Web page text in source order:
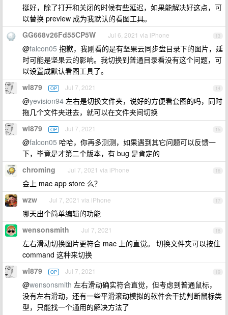
挺好，除了打开和关闭的时候有些延迟，如果能解决好这点，可
以替换 preview 成为我默认的看图工具。
13
GG668v26Fd55CP5W Jul 6, 2021 via iPhone
@falcon05 抱歉，我刚看的是有坚果云同步盘目录下的图片，延
时可能是坚果云的影响。我切换到普通目录看没有这个问题，可
以设置成默认看图工具了。
14
wl879 OP Jul 7, 2021
@yevision94 左右是切换文件夹，说好的方便看套图的吗，同时
拖几个文件夹进去，就可以在文件夹间切换
15
wl879 OP Jul 7, 2021
@falcon05 哈哈，你再多测测，如果遇到其它问题可以反馈一
下，毕竟是才第二个版本，有 bug 是肯定的
16
chroming Jul 7, 2021 via iPhone
会上 mac app store 么？
17
wzw Jul 7, 2021 via iPhone
哪天出个简单编辑的功能
18
wensonsmith Jul 7, 2021
左右滑动切换图片更符合 mac 上的直觉。 切换文件夹可以按住
command 这种来切换
19
wl879 OP Jul 7, 2021
@wensonsmith 左右滑动确实符合直觉，但考虑到普通鼠标，
没有左右滑动，还有一些平滑滚动模拟的软件会干扰判断鼠标类
型，只能找一个通用的解决方法了